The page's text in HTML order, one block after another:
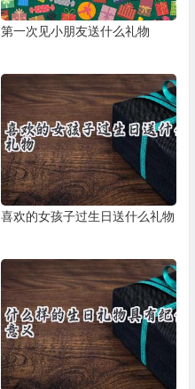
第一次见小朋友送什么礼物
喜欢的女孩子过生日送什么礼物